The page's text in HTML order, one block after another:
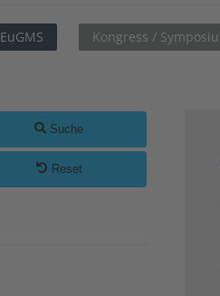
EuGMS Kongress /
Suche
Reset